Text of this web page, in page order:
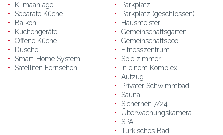
Klimaanlage
Separate Küche
Balkon
Küchengeräte
Offene Küche
Dusche
Smart-Home System
Satelliten Fernsehen
Parkplatz
Parkplatz (geschlossen)
Hausmeister
Gemeinschaftsgarten
Gemeinschaftspool
Fitnesszentrum
Spielzimmer
In einem Komplex
Aufzug
Privater Schwimmbad
Sauna
Sicherheit 7/24
Überwachungskamera
SPA
Türkisches Bad